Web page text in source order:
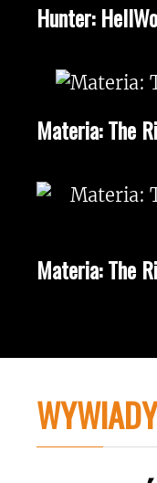
Hunter:
Materia: The
Materia: The
WYWIADY